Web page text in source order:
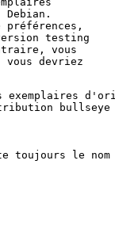
testing
vous
devriez
bullseye
toujours le